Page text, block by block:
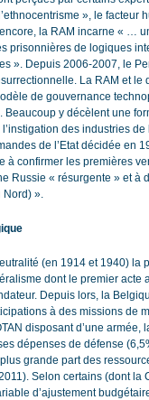
», le facteur
la RAM incarne « …
prisonnières de logiques
». Depuis 2006-2007, le
La RAM et le
de gouvernance
Beaucoup y décèlent une
des industries de
de l’Etat décidée en
à confirmer les premières
Russie « résurgente » et à
Nord) ».
(en 1914 et 1940) la
dont le premier acte
Depuis lors, la
à des missions de
disposant d’une armée,
dépenses de défense
grande part des
Selon certains (dont la
d’ajustement